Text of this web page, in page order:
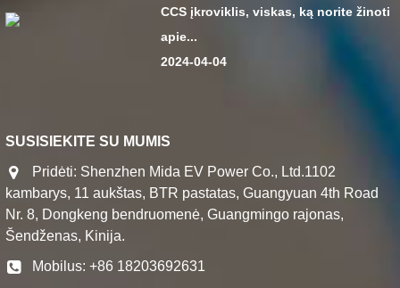
CCS įkroviklis, viskas, ką norite žinoti
apie...
2024-04-04
SUSISIEKITE SU MUMIS
Pridėti: Shenzhen Mida EV Power Co., Ltd.1102
kambarys, 11 aukštas, BTR pastatas, Guangyuan 4th Road
Nr. 8, Dongkeng bendruomenė, Guangmingo rajonas,
Šendženas, Kinija.
Mobilus: +86 18203692631